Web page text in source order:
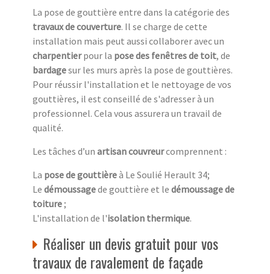
La pose de gouttière entre dans la catégorie des
travaux de couverture. Il se charge de cette
installation mais peut aussi collaborer avec un
charpentierpour la pose des fenêtres de toit, de
bardagesur les murs après la pose de gouttières.
Pour réussir l'installation et le nettoyage de vos
gouttières, il est conseillé de s'adresser à un
professionnel. Cela vous assurera un travail de
qualité.
Les tâches d’un artisan couvreurcomprennent :
La pose de gouttièreà Le Soulié Herault 34;
Le démoussagede gouttière et le démoussage de
toiture;
L'installation de l'isolation thermique.
Réaliser un devis gratuit pour vos
travaux de ravalement de façade